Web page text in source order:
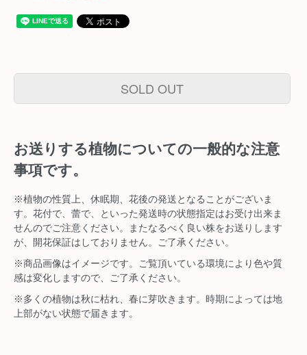
SOLD OUT
お送りする植物についての一般的な注意
事項です。
※植物の性質上、休眠期、花後の発送となることがございま
す。花付で、蕾で、といった発送時の状態指定はお受け出来ま
せんのでご注意ください。またなるべく良い株をお送りします
が、開花保証はしておりません。ご了承ください。
※商品画像はイメージです。ご覧頂いている環境により色や質
感は変化しますので、ご了承ください。
※多くの植物は秋に枯れ、春に芽吹きます。時期によっては地
上部がない状態で届きます。